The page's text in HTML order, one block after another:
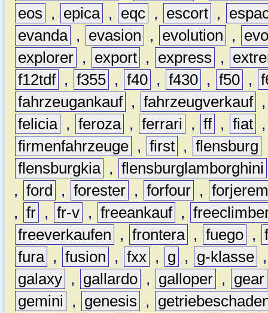
eos
, epica , eqc , escort ,
evanda , evasion , evolution ,
explorer , export , express ,
f12tdf , f355 , f40 , f430 , f50 ,
fahrzeugankauf , fahrzeugverkauf
felicia , feroza , ferrari , ff , fiat
firmenfahrzeuge , first , flensburg
flensburgkia , flensburglamborghini
, ford , forester , forfour ,
, fr , fr-v , freeankauf ,
freeverkaufen
, frontera , fuego ,
fura , fusion , fxx , g , g-klasse
galaxy , gallardo , galloper ,
gear
gemini
, genesis ,